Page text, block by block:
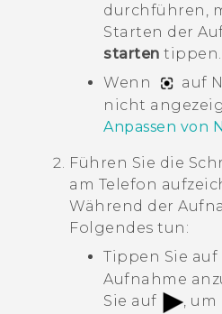
durchführen,
Starten der
starten tippen.
Wenn
auf
nicht
Anpassen von
Führen Sie die
am Telefon
Während der
Folgendes tun:
Tippen Sie auf
Aufnahme
Sie auf
, um